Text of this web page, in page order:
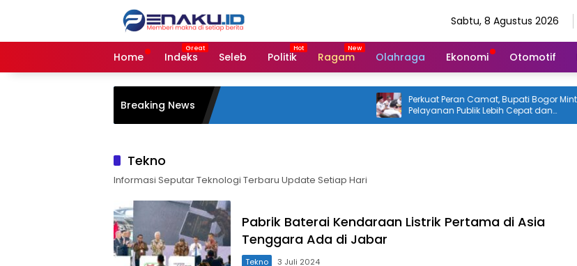
Sabtu, 8 Agustus 2026
Home Indeks Seleb Politik Ragam Olahraga Ekonomi Otomotif
Breaking News
Perkuat Peran Camat, Bupati Bogor Minta
Pelayanan Publik Lebih Cepat dan
Responsif
Tekno
Informasi Seputar Teknologi Terbaru Update Setiap Hari
Pabrik Baterai Kendaraan Listrik Pertama di Asia
Tenggara Ada di Jabar
Tekno 3 Juli 2024